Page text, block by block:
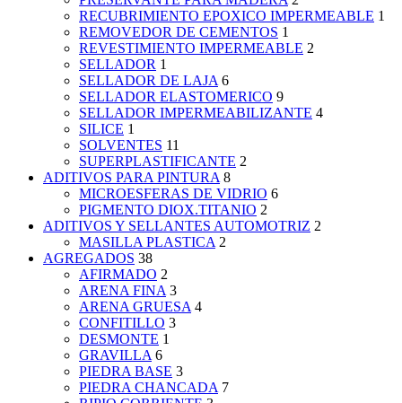
RECUBRIMIENTO EPOXICO IMPERMEABLE 1
REMOVEDOR DE CEMENTOS 1
REVESTIMIENTO IMPERMEABLE 2
SELLADOR 1
SELLADOR DE LAJA 6
SELLADOR ELASTOMERICO 9
SELLADOR IMPERMEABILIZANTE 4
SILICE 1
SOLVENTES 11
SUPERPLASTIFICANTE 2
ADITIVOS PARA PINTURA 8
MICROESFERAS DE VIDRIO 6
PIGMENTO DIOX.TITANIO 2
ADITIVOS Y SELLANTES AUTOMOTRIZ 2
MASILLA PLASTICA 2
AGREGADOS 38
AFIRMADO 2
ARENA FINA 3
ARENA GRUESA 4
CONFITILLO 3
DESMONTE 1
GRAVILLA 6
PIEDRA BASE 3
PIEDRA CHANCADA 7